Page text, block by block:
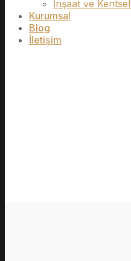
İnşaat ve
Kurumsal
Blog
İletişim